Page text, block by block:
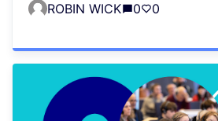
ROBIN WICK 0 0